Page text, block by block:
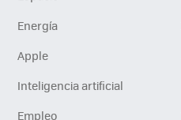
Energía
Apple
Inteligencia artificial
Empleo